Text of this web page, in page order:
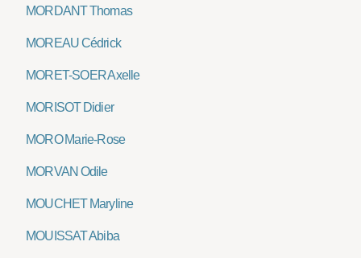
MORDANT Thomas
MOREAU Cédrick
MORET-SOER Axelle
MORISOT Didier
MORO Marie-Rose
MORVAN Odile
MOUCHET Maryline
MOUISSAT Abiba